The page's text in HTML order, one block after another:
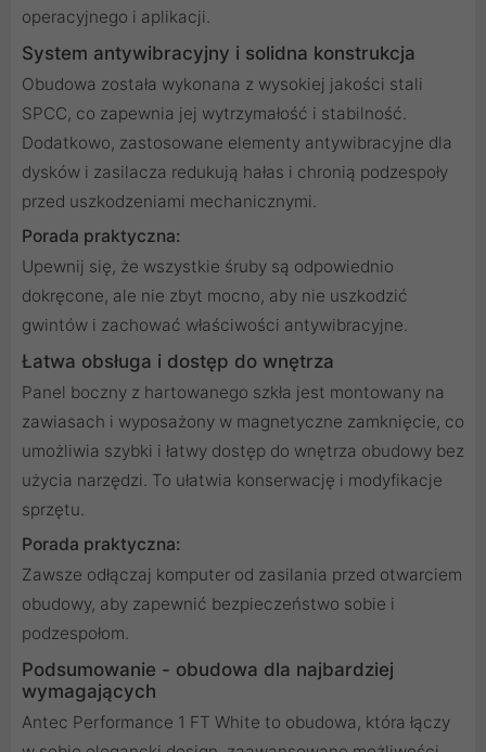
operacyjnego i aplikacji.
System antywibracyjny i solidna konstrukcja
Obudowa została wykonana z wysokiej jakości stali
SPCC, co zapewnia jej wytrzymałość i stabilność.
Dodatkowo, zastosowane elementy antywibracyjne dla
dysków i zasilacza redukują hałas i chronią podzespoły
przed uszkodzeniami mechanicznymi.
Porada praktyczna:
Upewnij się, że wszystkie śruby są odpowiednio
dokręcone, ale nie zbyt mocno, aby nie uszkodzić
gwintów i zachować właściwości antywibracyjne.
Łatwa obsługa i dostęp do wnętrza
Panel boczny z hartowanego szkła jest montowany na
zawiasach i wyposażony w magnetyczne zamknięcie, co
umożliwia szybki i łatwy dostęp do wnętrza obudowy bez
użycia narzędzi. To ułatwia konserwację i modyfikacje
sprzętu.
Porada praktyczna:
Zawsze odłączaj komputer od zasilania przed otwarciem
obudowy, aby zapewnić bezpieczeństwo sobie i
podzespołom.
Podsumowanie - obudowa dla najbardziej
wymagających
Antec Performance 1 FT White to obudowa, która łączy